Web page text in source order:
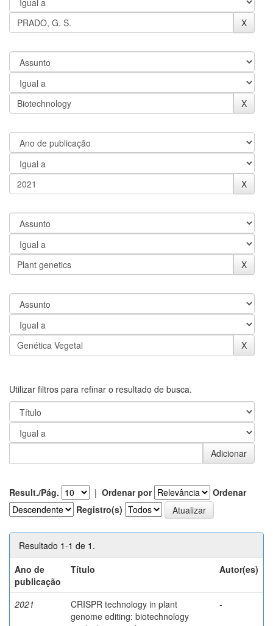
Utilizar filtros para refinar o resultado de busca.
Result./Pág. | Ordenar por
Ordenar
Registro(s)
Resultado 1-1 de 1.
Ano de
publicação
Título Autor(es)
2021
CRISPR technology in plant
genome editing: biotechnology
-